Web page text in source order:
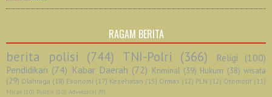
RAGAM BERITA
berita polisi (744) TNI-Polri (366) Religi
(100)
Pendidikan (74) Kabar Daerah (72) Kriminal (39) Hukum (38) wisata
(29) Olahraga (18) Ekonomi (17) Kesehatan (15) Ormas (12) PLN (12) Otomotif (11)
Miras (10) Politik (10) Advetorial (9)